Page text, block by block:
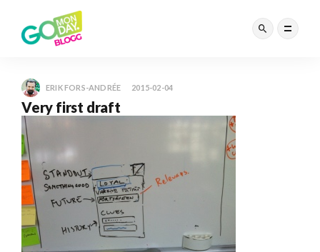
ERIK FORS-ANDRÉE 2015-02-04
Very first draft